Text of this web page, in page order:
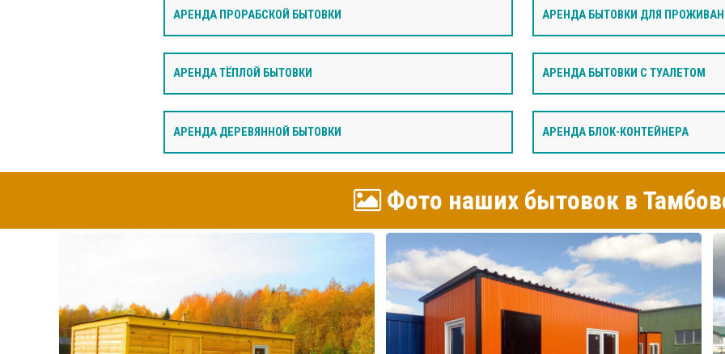
АРЕНДА ПРОРАБСКОЙ БЫТОВКИ АРЕНДА БЫТОВКИ ДЛЯ
АРЕНДА ТЁПЛОЙ БЫТОВКИ АРЕНДА БЫТОВКИ С ТУАЛЕТОМ
АРЕНДА ДЕРЕВЯННОЙ БЫТОВКИ АРЕНДА БЛОК-КОНТЕЙНЕРА
Фото наших бытовок в